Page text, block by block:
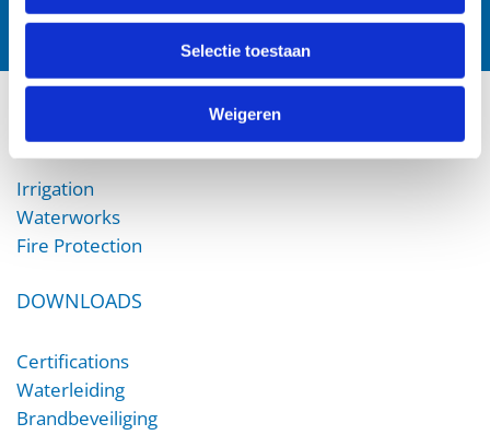
Selectie toestaan
Weigeren
Irrigation
Waterworks
Fire Protection
DOWNLOADS
Certifications
Waterleiding
Brandbeveiliging